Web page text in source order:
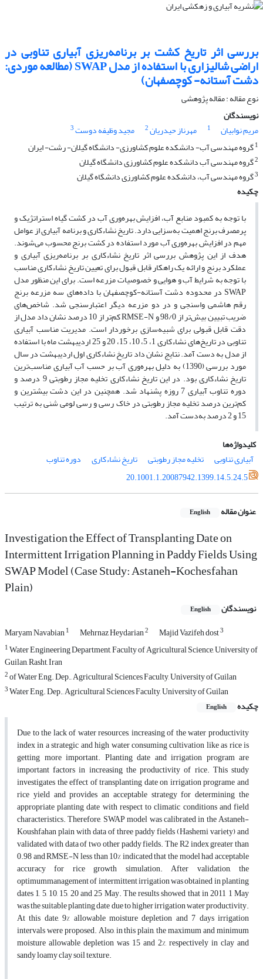
بررسی اثر تاریخ کشت بر برنامه‌ریزی آبیاری تناوبی در
اراضی شالیزاری با استفاده از مدل SWAP (مطالعه موردی:
دشت آستانه- کوچصفهان)
نوع مقاله : مقاله پژوهشی
نویسندگان
مریم نوابیان
1 مهرناز حیدریان2 مجید وظیفه دوست3
1گروه مهندسی آب- دانشکده علوم کشاورزی- دانشگاه گیلان- رشت- ایران
2گروه مهندسی آب دانشکده علوم کشاورزی دانشگاه گیلان
3گروه مهندسی آب، دانشکده علوم کشاورزی دانشگاه گیلان
چکیده
با توجه به کمبود منابع آب، افزایش بهره‌وری آب در کشت گیاه استراتژیک و
پرمصرف برنج اهمیت به‌سزایی دارد. تاریخ نشاء‌کاری و برنامه آبیاری از عوامل
مهم در افزایش بهر‌ه‌وری آب مورد استفاده در کشت برنج محسوب می‌شوند.
هدف از این پژوهش بررسی اثر تاریخ نشاء‌کاری بر برنامه‌ریزی آبیاری و
عملکرد برنج و ارائه یک راهکار قابل قبول برای تعیین تاریخ نشاء‌کاری مناسب
با توجه به شرایط آب و هوایی و خصوصیات مزرعه است. برای این منظور مدل
SWAP در محدوده دشت آستانه-کوچصفهان با داده‌های سه مزرعه برنج
رقم هاشمی واسنجی و در دو مزرعه دیگر اعتبارسنجی شد. شاخص‌های
ضریب تبیین بیش‌تر از 98/0 و RMSE-N کم‌تر از 10 درصد نشان داد مدل از
دقت قابل قبولی برای شبیه‌سازی برخوردار است. مدیریت مناسب آبیاری
تناوبی در تاریخ‌های نشاء‌کاری 1، 5، 10، 15، 20 و 25 اردیبهشت ماه با استفاده
از مدل به ‌دست آمد. نتایج نشان داد تاریخ نشاء‌کاری اول اردیبهشت در سال
مورد بررسی (1390) به دلیل بهره‌وری آب بر حسب آب آبیاری مناسب‌ترین
تاریخ نشاء‌کاری بود. در این تاریخ نشاء‌کاری تخلیه مجاز رطوبتی 9 درصد و
دوره تناوب آبیاری 7 روزه پشنهاد شد. همچنین در این دشت بیشترین و
کم‌ترین درصد تخلیه مجاز رطوبتی در خاک رسی و رسی لومی شنی به ترتیب
15 و 2 درصد به‌دست آمد.
کلیدواژه‌ها
آبیاری تناوبی
تخلیه مجاز رطوبتی تاریخ نشاء‌کاری
دوره تناوب
20.1001.1.20087942.1399.14.5.24.5
عنوان مقاله English
Investigation the Effect of Transplanting Date on
Intermittent Irrigation Planning in Paddy Fields Using
SWAP Model (Case Study: Astaneh-Kochesfahan
Plain)
نویسندگان English
Maryam Navabian1 Mehrnaz Heydarian2 Majid Vazifeh dost3
1Water Engineering Department, Faculty of Agricultural Science, University of
Guilan, Rasht, Iran
2of Water Eng. Dep., Agricultural Sciences Faculty, University of Guilan
3Water Eng. Dep., Agricultural Sciences Faculty, University of Guilan
چکیده
English
Due to the lack of water resources, increasing of the water productivity
index in a strategic and high water consuming cultivation like as rice is
getting more important. Planting date and irrigation program are
important factors in increasing the productivity of rice. This study
investigates the effect of transplanting date on irrigation programe and
rice yield and provides an acceptable strategy for determining the
appropriate planting date with respect to climatic conditions and field
characteristics. Therefore, SWAP model was calibrated in the Astaneh-
Koushfahan plain with data of three paddy fields (Hashemi variety) and
validated with data of two other paddy fields. The R2 index greater than
0.98 and RMSE-N less than 10% indicated that the model had acceptable
accuracy for rice growth simulation. After validation, the
optimummanagement of intermittent irrigation was obtained in planting
dates 1, 5, 10, 15, 20 and 25 May. The results showed that in 2011 1 May
was the suitable planting date due to higher irrigation water productivity.
At this date, 9% allowable moisture depletion and 7 days irrigation
intervals were proposed. Also, in this plain, the maximum and minimum
moisture allowable depletion was 15 and 2%, respectively in clay and
sandy loamy clay soil texture.